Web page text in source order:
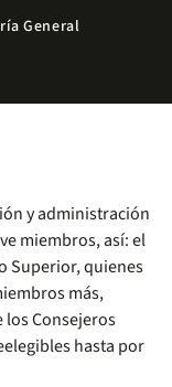
General
y administración
miembros, así: el
Superior, quienes
más,
Consejeros
hasta por